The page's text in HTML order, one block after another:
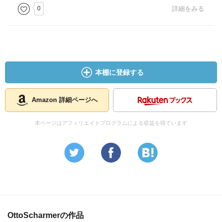
0 詳細をみる
本棚に登録する
Amazon 詳細ページへ
本ページはアフィリエイトプログラムによる収益を得ています
OttoScharmerの作品